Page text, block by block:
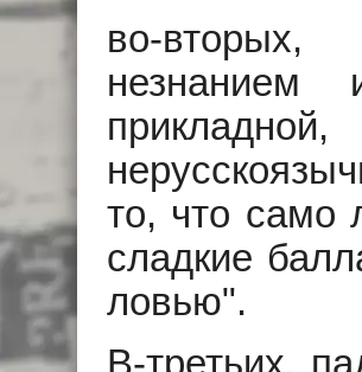
во-
незнанием
то, что само
сладкие
ловью".